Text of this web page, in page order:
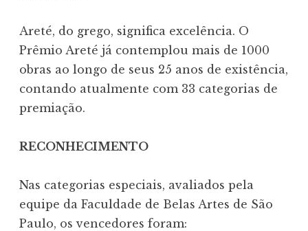
Areté, do grego, significa excelência. O
Prêmio Areté já contemplou mais de 1000
obras ao longo de seus 25 anos de existência,
contando atualmente com 33 categorias de
premiação.
RECONHECIMENTO
Nas categorias especiais, avaliados pela
equipe da Faculdade de Belas Artes de São
Paulo, os vencedores foram: